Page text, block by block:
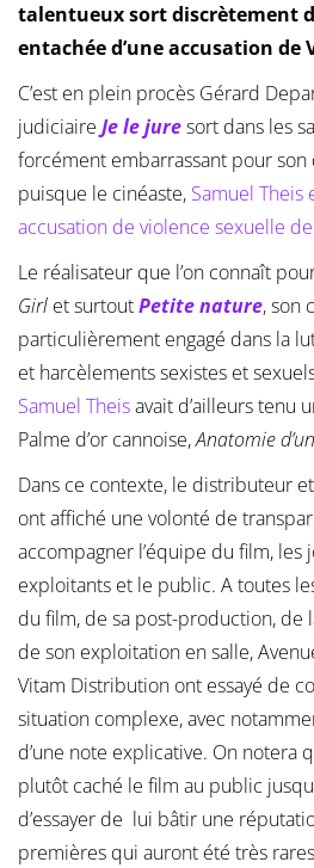
talentueux sort discrètement
entachée d’une accusation de
C’est en plein procès Gérard
judiciaire Je le juresort dans les
forcément embarrassant pour
puisque le cinéaste, Samuel Theis
accusation de violence sexuelle
Le réalisateur que l’on connaît
Girl et surtoutPetite nature, son
particulièrement engagé dans la
et harcèlements sexistes et
Samuel Theisavait d’ailleurs tenu
Palme d’or cannoise,Anatomie
Dans ce contexte, le distributeur
ont affiché une volonté de
accompagner l’équipe du film, les
exploitants et le public. A toutes
du film, de sa post-production, de
de son exploitation en salle,
Vitam Distribution ont essayé de
situation complexe, avec
d’une note explicative. On notera
plutôt caché le film au public
d’essayer de lui bâtir une
premières qui auront été très